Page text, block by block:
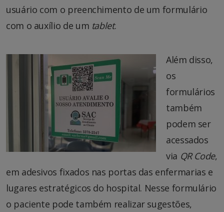
usuário com o preenchimento de um formulário
com o auxílio de um tablet.
Além disso,
os
formulários
também
podem ser
acessados
via QR Code,
em adesivos fixados nas portas das enfermarias e
lugares estratégicos do hospital. Nesse formulário
o paciente pode também realizar sugestões,